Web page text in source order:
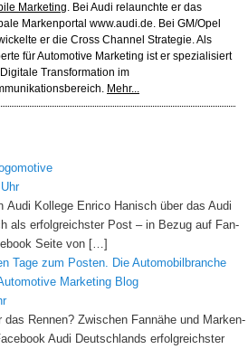
Marketing. Bei Audi relaunchte er das
Markenportal www.audi.de. Bei GM/Opel
er die Cross Channel Strategie. Als
für Automotive Marketing ist er spezialisiert
Transformation im
Mehr...
Kollege Enrico Hanisch über das Audi
als erfolgreichster Post – in Bezug auf Fan-
Seite von […]
Tage zum Posten. Die Automobilbranche
Marketing Blog
Rennen? Zwischen Fannähe und Marken-
Audi Deutschlands erfolgreichster